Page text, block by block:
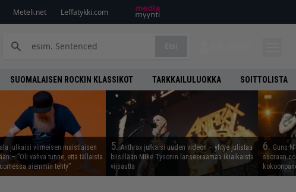
Meteli.net Leffatykki.com
SUOMALAISEN ROCKIN KLASSIKOT TARKKAILULUOKKA SOITTOLISTA
julkaisi viimeisen maistiaisen
– ”Oli vahva tunne, että tällaista
aiemmin tehty”
5.Anthrax julkaisi uuden videon – yhtye julistaa
biisillään Mike Tysonin lanseeraamaa ikiaikaista
viisautta
6. Guns
suoraan